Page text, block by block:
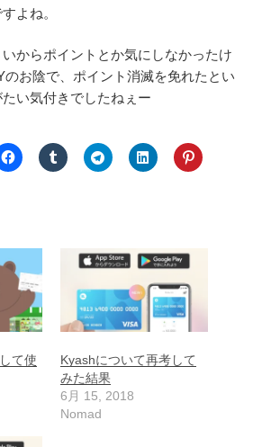
よね。
からポイントとか気にしなかったけ
のお陰で、ポイント消滅を免れたとい
い気付きでしたねぇー
て使
Kyashについて再考して
みた結果
6月 15, 2018
Nomad